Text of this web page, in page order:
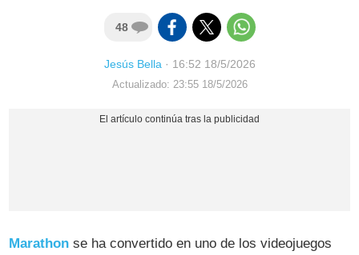
48
Jesús Bella· 16:52 18/5/2026
Actualizado: 23:55 18/5/2026
Marathon se ha convertido en uno de los videojuegos